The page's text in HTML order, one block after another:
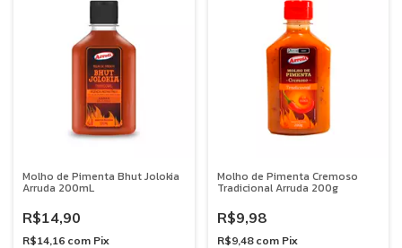
Molho de Pimenta Bhut Jolokia
Arruda 200mL
R$14,90
R$14,16 com Pix
Molho de Pimenta Cremoso
Tradicional Arruda 200g
R$9,98
R$9,48 com Pix